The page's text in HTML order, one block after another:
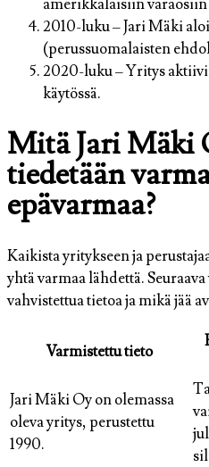
amerikkalaisiin
2010-luku– Jari Mäki
(perussuomalaisten
2020-luku– Yritys
käytössä.
Mitä Jari Mäki
tiedetään
epävarmaa?
Kaikista yritykseen ja
yhtä varmaa lähdettä.
vahvistettua tietoa ja mikä jää
Varmistettu tieto
Jari Mäki Oy on olemassa
oleva yritys, perustettu
1990.